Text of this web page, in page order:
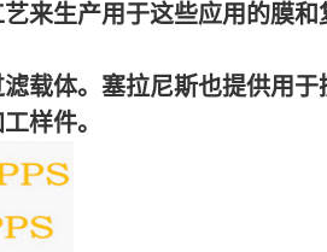
生产用于这些应用的膜和
体。塞拉尼斯也提供用于
样件。